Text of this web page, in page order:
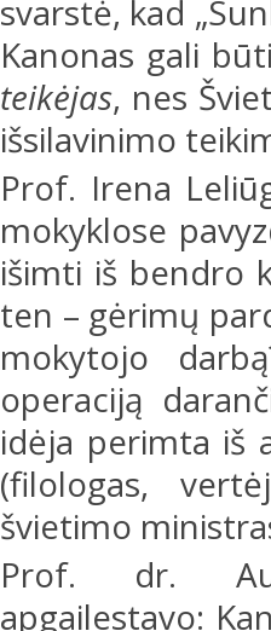
svarstė, kad
Kanonas gali
teikėjas, nes
išsilavinimo
Prof. Irena
mokyklose
išimti iš bendro
ten – gėrimų
mokytojo
operaciją
idėja perimta iš
(filologas,
švietimo
Prof. dr.
apgailestavo: